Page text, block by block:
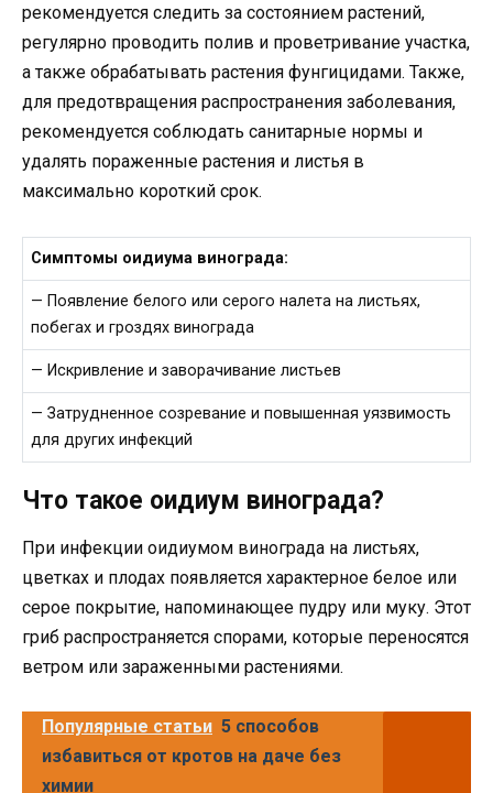
рекомендуется следить за состоянием растений,
регулярно проводить полив и проветривание участка,
а также обрабатывать растения фунгицидами. Также,
для предотвращения распространения заболевания,
рекомендуется соблюдать санитарные нормы и
удалять пораженные растения и листья в
максимально короткий срок.
Симптомы оидиума винограда:
— Появление белого или серого налета на листьях,
побегах и гроздях винограда
— Искривление и заворачивание листьев
— Затрудненное созревание и повышенная уязвимость
для других инфекций
Что такое оидиум винограда?
При инфекции оидиумом винограда на листьях,
цветках и плодах появляется характерное белое или
серое покрытие, напоминающее пудру или муку. Этот
гриб распространяется спорами, которые переносятся
ветром или зараженными растениями.
Популярные статьи 5 способов
избавиться от кротов на даче без
химии